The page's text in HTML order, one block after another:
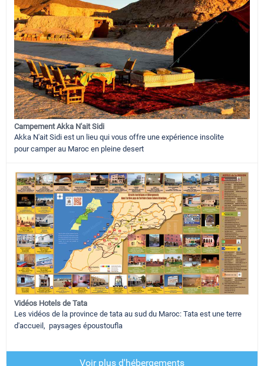
Campement Akka N'ait Sidi
Akka N'ait Sidi est un lieu qui vous offre une expérience insolite
pour camper au Maroc en pleine desert
Vidéos Hotels de Tata
Les vidéos de la province de tata au sud du Maroc: Tata est une terre
d'accueil, paysages époustoufla
Voir plus d'hébergements